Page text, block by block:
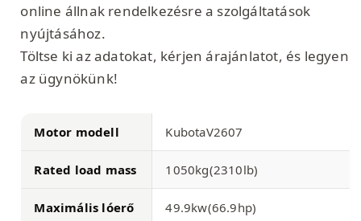
online állnak rendelkezésre a szolgáltatások
nyújtásához.
Töltse ki az adatokat, kérjen árajánlatot, és legyen
az ügynökünk!
Motor modell KubotaV2607
Rated load mass 1050kg(2310lb)
Maximális lóerő 49.9kw(66.9hp)